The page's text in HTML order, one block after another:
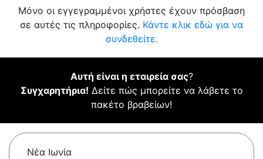
Μόνο οι εγγεγραμμένοι χρήστες έχουν πρόσβαση
σε αυτές τις πληροφορίες. Κάντε κλικ εδώ για να
συνδεθείτε.
Αυτή είναι η εταιρεία σας?
Συγχαρητήρια! Δείτε πώς μπορείτε να λάβετε το
πακέτο βραβείων!
Νέα Ιωνία